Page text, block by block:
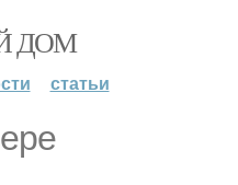
ДОМ
статьи